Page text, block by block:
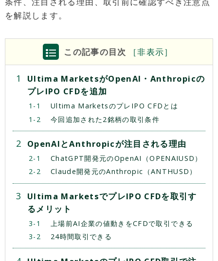
を解説します。
この記事の目次 ［非表示］
Ultima MarketsがOpenAI・Anthropicの
プレIPO CFDを追加
Ultima MarketsのプレIPO CFDとは
今回追加された2銘柄の取引条件
OpenAIとAnthropicが注目される理由
ChatGPT開発元のOpenAI（OPENAIUSD）
Claude開発元のAnthropic（ANTHUSD）
Ultima MarketsでプレIPO CFDを取引す
るメリット
上場前AI企業の値動きをCFDで取引できる
24時間取引できる